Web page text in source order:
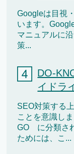
Googleは目視
います。
マニュアルに
策...
DO-
イドラ
SEO対策する
ことを意識し
GO に分類さ
ためには、こ...